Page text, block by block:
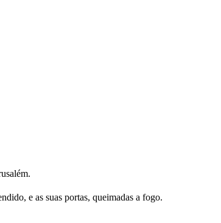
e as suas portas, queimadas a fogo.